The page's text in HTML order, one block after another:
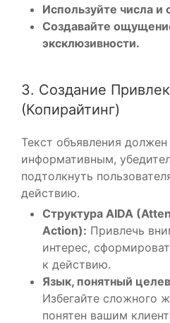
Используйте числа и
Создавайте
эксклюзивности.
3. Создание
(Копирайтинг)
Текст объявления
информативным,
подтолкнуть
действию.
Структура AIDA
Action): Привлечь
интерес,
к действию.
Язык, понятный
Избегайте сложного
понятен вашим